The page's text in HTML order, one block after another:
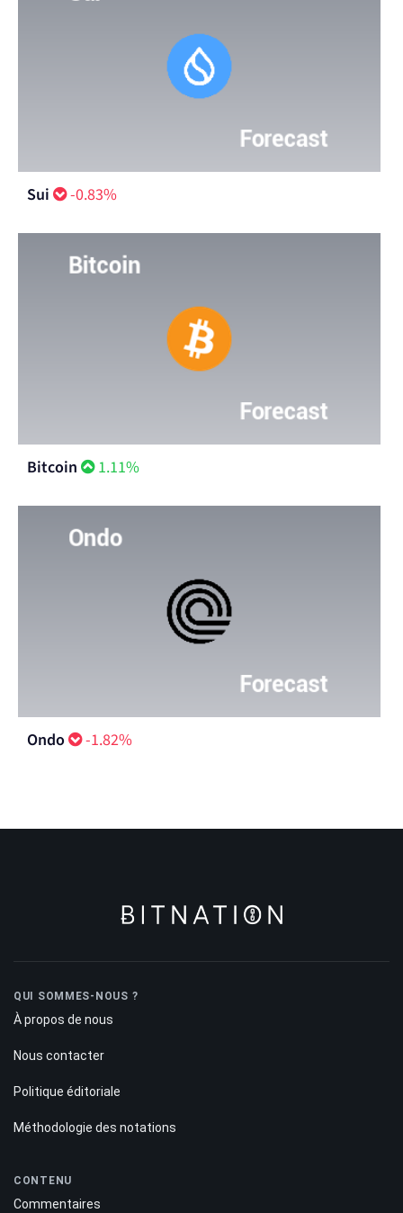
Sui -0.83%
Bitcoin 1.11%
Ondo -1.82%
QUI SOMMES-NOUS ?
À propos de nous
Nous contacter
Politique éditoriale
Méthodologie des notations
CONTENU
Commentaires